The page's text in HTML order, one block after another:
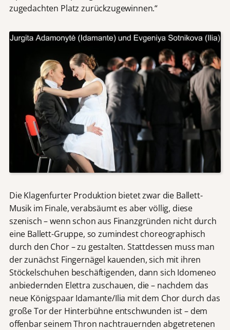
zugedachten Platz zurückzugewinnen.“
Die Klagenfurter Produktion bietet zwar die Ballett-
Musik im Finale, verabsäumt es aber völlig, diese
szenisch – wenn schon aus Finanzgründen nicht durch
eine Ballett-Gruppe, so zumindest choreographisch
durch den Chor – zu gestalten. Stattdessen muss man
der zunächst Fingernägel kauenden, sich mit ihren
Stöckelschuhen beschäftigenden, dann sich Idomeneo
anbiedernden Elettra zuschauen, die – nachdem das
neue Königspaar Idamante/Ilia mit dem Chor durch das
große Tor der Hinterbühne entschwunden ist – dem
offenbar seinem Thron nachtrauernden abgetretenen